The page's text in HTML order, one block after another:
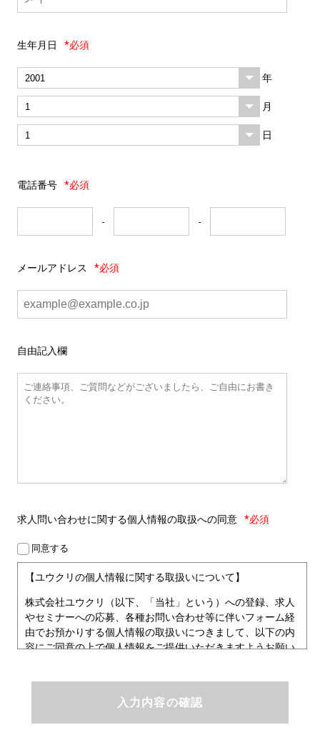
生年月日 *必須
年
月
日
電話番号 *必須
- -
メールアドレス *必須
自由記入欄
求人問い合わせに関する個人情報の取扱への同意 *必須
同意する
【ユウクリの個人情報に関する取扱いについて】
株式会社ユウクリ（以下、「当社」という）への登録、求人
やセミナーへの応募、各種お問い合わせ等に伴いフォーム経
由でお預かりする個人情報の取扱いにつきまして、以下の内
容にご同意の上で個人情報をご提供いただきますようお願い
ユウクリにおける個人情報保護方針